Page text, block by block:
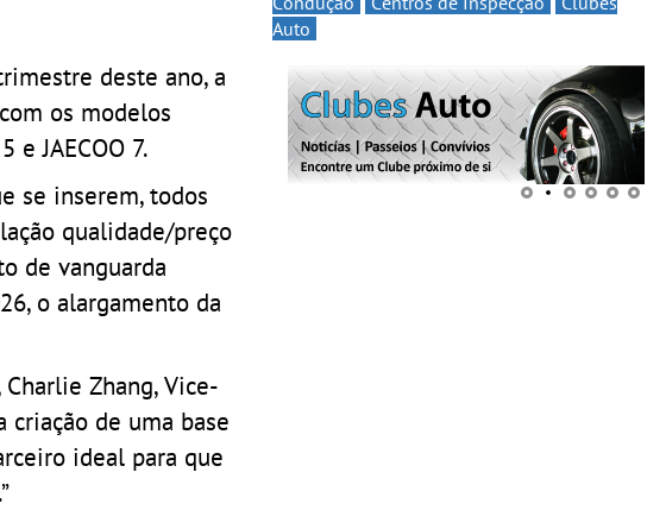
deste ano, a
os modelos
e JAECOO 7.
se inserem, todos
qualidade/preço
de vanguarda
o alargamento da
Zhang, Vice-
de uma base
ideal para que
Auto